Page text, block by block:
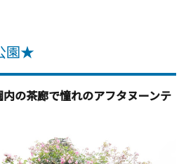
園★
の茶廊で憧れのアフタヌーンテ